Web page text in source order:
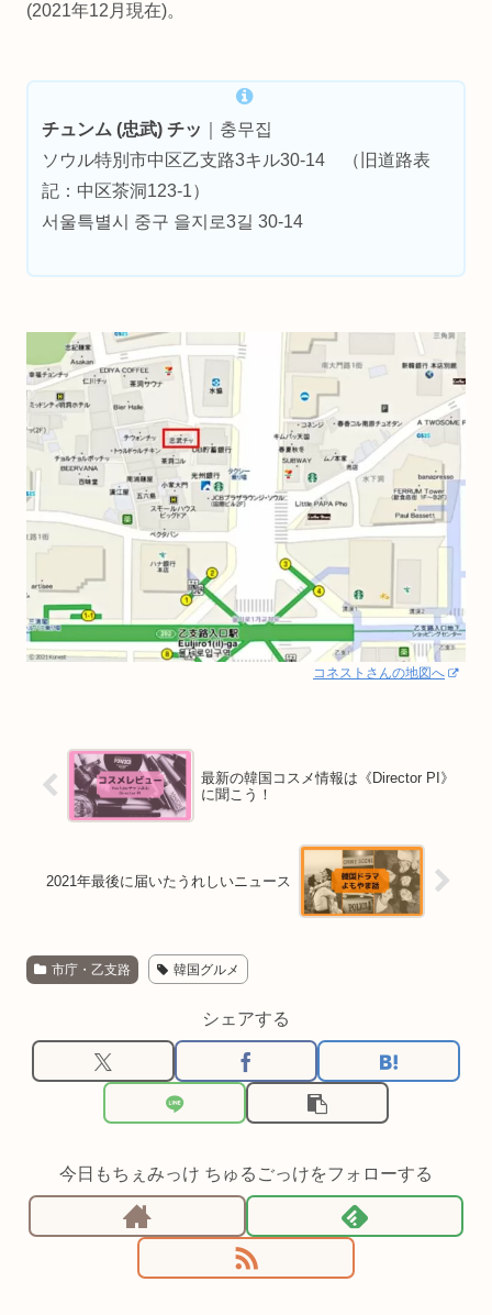
(2021年12月現在)。
チュンム (忠武) チッ
｜충무집
ソウル特別市中区乙支路3キル30-14 （旧道路表
記：中区茶洞123-1）
서울특별시 중구 을지로3길 30-14
コネストさんの地図へ
最新の韓国コスメ情報は《Director PI》
に聞こう！
2021年最後に届いたうれしいニュース
市庁・乙支路 韓国グルメ
シェアする
今日もちぇみっけ ちゅるごっけをフォローする